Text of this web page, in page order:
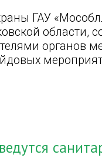
ГАУ
области,
органов